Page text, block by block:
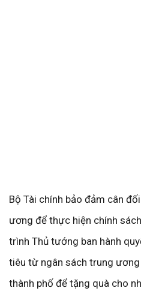
Bộ Tài chính bảo đảm cân
ương để thực hiện chính
trình Thủ tướng ban hành
tiêu từ ngân sách trung
thành phố để tặng quà cho